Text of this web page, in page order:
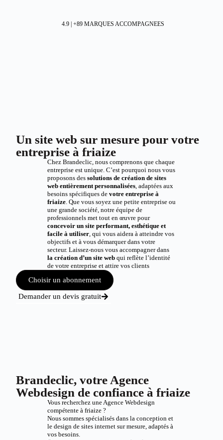
4.9 | +89 MARQUES ACCOMPAGNEES
Un site web sur mesure pour votre
entreprise à friaize
Chez Brandeclic, nous comprenons que chaque
entreprise est unique. C’est pourquoi nous vous
proposons des solutions de création de sites
web entièrement personnalisées, adaptées aux
besoins spécifiques de votre entreprise à
friaize. Que vous soyez une petite entreprise ou
une grande société, notre équipe de
professionnels met tout en œuvre pour
concevoir un site performant, esthétique et
facile à utiliser, qui vous aidera à atteindre vos
objectifs et à vous démarquer dans votre
secteur. Laissez-nous vous accompagner dans
la création d’un site webqui reflète l’identité
de votre entreprise et attire vos clients
Choisir un abonnement
Demander un devis gratuit
Brandeclic, votre Agence
Webdesign de confiance à friaize
Vous recherchez une Agence Webdesign
compétente à friaize ?
Nous sommes spécialisés dans la conception et
le design de sites internet sur mesure, adaptés à
vos besoins.